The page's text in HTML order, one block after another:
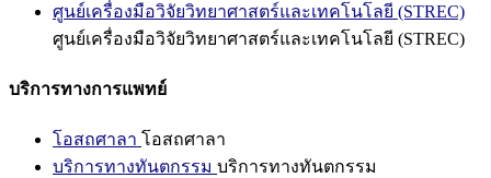
ศูนย์เครื่องมือวิจัยวิทยาศาสตร์และเทคโนโลยี (STREC)
ศูนย์เครื่องมือวิจัยวิทยาศาสตร์และเทคโนโลยี (STREC)
บริการทางการแพทย์
โอสถศาลา โอสถศาลา
บริการทางทันตกรรม บริการทางทันตกรรม